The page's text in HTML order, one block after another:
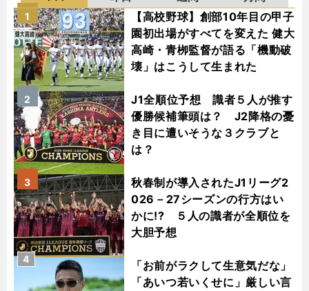
【高校野球】創部10年目の甲子
園初出場がすべてを変えた 健大
高崎・青栁監督が語る「機動破
壊」はこうして生まれた
1
J1全順位予想 識者５人が推す
優勝候補筆頭は？ J2降格の憂
き目に遭いそうな３クラブと
は？
2
秋春制が導入されたJ1リーグ2
026－27シーズンの行方はい
かに!? ５人の識者が全順位を
大胆予想
3
「お前がラクして生意気だな」
「あいつ若いくせに」厳しい言
4